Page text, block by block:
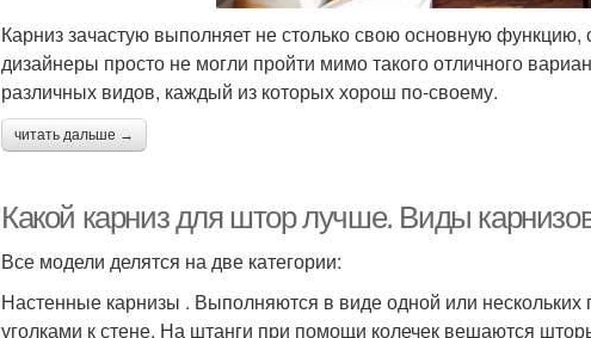
Карниз зачастую выполняет не столько свою основную функцию,
дизайнеры просто не могли пройти мимо такого отличного
различных видов, каждый из которых хорош по-своему.
читать дальше →
Какой карниз для штор лучше. Виды
Все модели делятся на две категории:
Настенные карнизы . Выполняются в виде одной или
уголками к стене. На штанги при помощи колечек вешаются